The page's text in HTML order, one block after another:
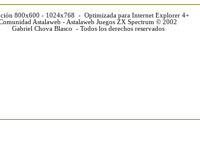
800x600 - 1024x768 - Optimizada para Internet Explorer 4+
Astalaweb - Astalaweb Juegos ZX Spectrum © 2002
Gabriel Chova Blasco - Todos los derechos reservados